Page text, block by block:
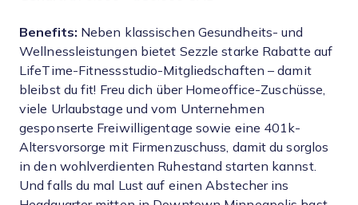
Benefits: Neben klassischen Gesundheits- und
Wellnessleistungen bietet Sezzle starke Rabatte auf
LifeTime-Fitnessstudio-Mitgliedschaften – damit
bleibst du fit! Freu dich über Homeoffice-Zuschüsse,
viele Urlaubstage und vom Unternehmen
gesponserte Freiwilligentage sowie eine 401k-
Altersvorsorge mit Firmenzuschuss, damit du sorglos
in den wohlverdienten Ruhestand starten kannst.
Und falls du mal Lust auf einen Abstecher ins